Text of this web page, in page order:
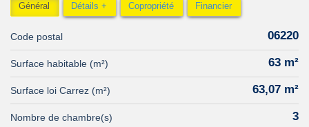
Général Détails + Copropriété Financier
Code postal 06220
Surface habitable (m²) 63 m²
Surface loi Carrez (m²) 63,07 m²
Nombre de chambre(s) 3